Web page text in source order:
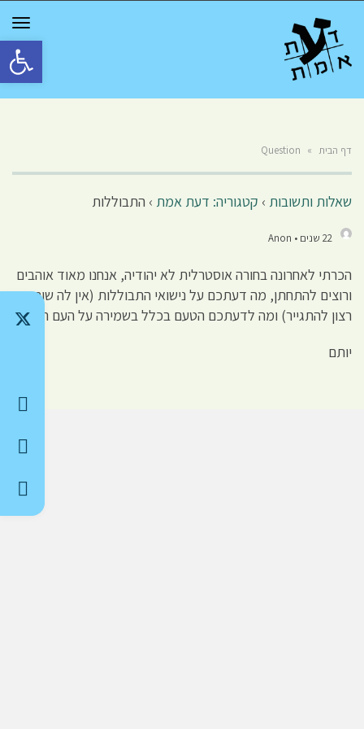
פתח
דף הבית »
Question
שאלות ותשובות › קטגוריה: דעת אמת › התבוללות
22 שנים • Anon
הכרתי לאחרונה בחורה אוסטרלית לא יהודיה, אנחנו מאוד אוהבים
ורוצים להתחתן, מה דעתכם על נישואי התבוללות (אין לה שום
רצון להתגייר) ומה לדעתכם הטעם בכלל בשמירה על העם היהודי.
יותם